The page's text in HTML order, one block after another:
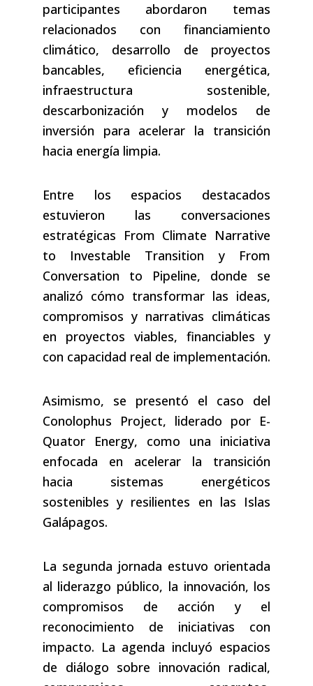
participantes abordaron temas
relacionados con financiamiento
climático, desarrollo de proyectos
bancables, eficiencia energética,
infraestructura sostenible,
descarbonización y modelos de
inversión para acelerar la transición
hacia energía limpia.
Entre los espacios destacados
estuvieron las conversaciones
estratégicas From Climate Narrative
to Investable Transition y From
Conversation to Pipeline, donde se
analizó cómo transformar las ideas,
compromisos y narrativas climáticas
en proyectos viables, financiables y
con capacidad real de implementación.
Asimismo, se presentó el caso del
Conolophus Project, liderado por E-
Quator Energy, como una iniciativa
enfocada en acelerar la transición
hacia sistemas energéticos
sostenibles y resilientes en las Islas
Galápagos.
La segunda jornada estuvo orientada
al liderazgo público, la innovación, los
compromisos de acción y el
reconocimiento de iniciativas con
impacto. La agenda incluyó espacios
de diálogo sobre innovación radical,